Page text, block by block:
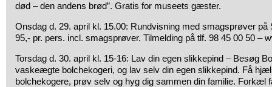
død – den andens brød”. Gratis for museets gæster.
Onsdag d. 29. april kl. 15.00: Rundvisning med smagsprøver på
95,- pr. pers. incl. smagsprøver. Tilmelding på tlf. 98 45 00 50 –
Torsdag d. 30. april kl. 15-16: Lav din egen slikkepind – Besøg
vaskeægte bolchekogeri, og lav selv din egen slikkepind. Få
bolchekogere, prøv selv og hyg dig sammen din familie. Forkæl